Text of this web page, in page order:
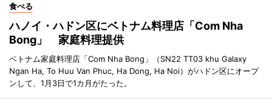
食べる
ハノイ・ハドン区にベトナム料理店「Com Nha
Bong」 家庭料理提供
ベトナム家庭料理店「Com Nha Bong」（SN22 TT03 khu Galaxy
Ngan Ha, To Huu Van Phuc, Ha Dong, Ha Noi）がハドン区にオープ
ンして、1月3日で1カ月がたった。